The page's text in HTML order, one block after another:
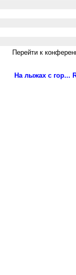
Перейти к
На лыжах с гор...